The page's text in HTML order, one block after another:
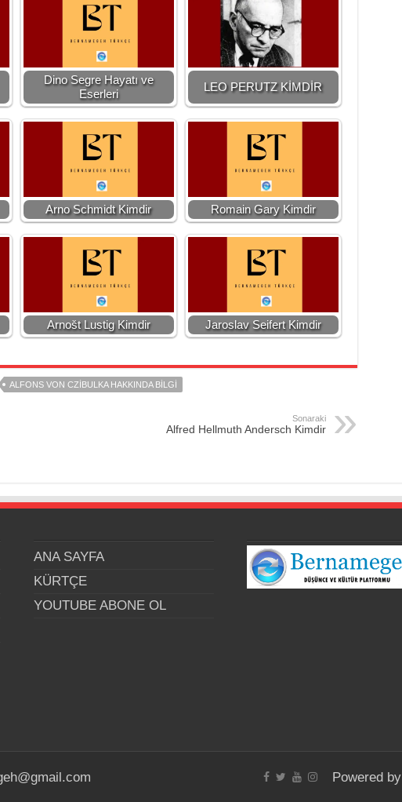
Dino Segre Hayatı ve
Eserleri
LEO PERUTZ KİMDİR
Arno Schmidt Kimdir Romain Gary Kimdir
Arnošt Lustig Kimdir Jaroslav Seifert Kimdir
ALFONS VON CZIBULKA HAKKINDA BILGI
Sonaraki
Alfred Hellmuth Andersch Kimdir
ANA SAYFA
KÜRTÇE
YOUTUBE ABONE OL
Powered by